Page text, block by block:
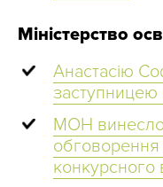
Міністерство
Анастасію
заступницею
МОН
обговорення
конкурсного